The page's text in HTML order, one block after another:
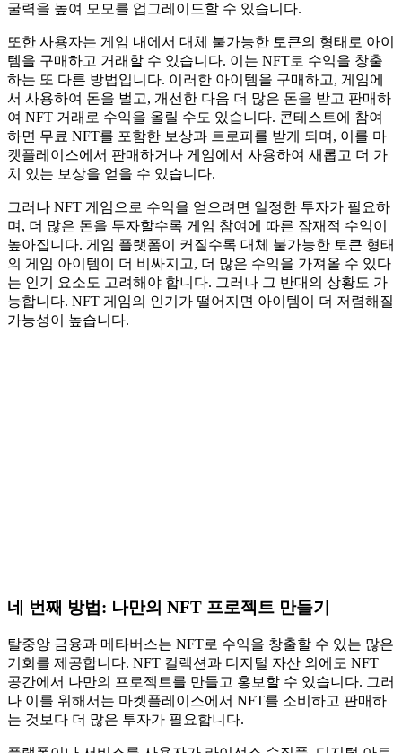
굴력을 높여 모모를 업그레이드할 수 있습니다.
또한 사용자는 게임 내에서 대체 불가능한 토큰의 형태로 아이
템을 구매하고 거래할 수 있습니다. 이는 NFT로 수익을 창출
하는 또 다른 방법입니다. 이러한 아이템을 구매하고, 게임에
서 사용하여 돈을 벌고, 개선한 다음 더 많은 돈을 받고 판매하
여 NFT 거래로 수익을 올릴 수도 있습니다. 콘테스트에 참여
하면 무료 NFT를 포함한 보상과 트로피를 받게 되며, 이를 마
켓플레이스에서 판매하거나 게임에서 사용하여 새롭고 더 가
치 있는 보상을 얻을 수 있습니다.
그러나 NFT 게임으로 수익을 얻으려면 일정한 투자가 필요하
며, 더 많은 돈을 투자할수록 게임 참여에 따른 잠재적 수익이
높아집니다. 게임 플랫폼이 커질수록 대체 불가능한 토큰 형태
의 게임 아이템이 더 비싸지고, 더 많은 수익을 가져올 수 있다
는 인기 요소도 고려해야 합니다. 그러나 그 반대의 상황도 가
능합니다. NFT 게임의 인기가 떨어지면 아이템이 더 저렴해질
가능성이 높습니다.
네 번째 방법: 나만의 NFT 프로젝트 만들기
탈중앙 금융과 메타버스는 NFT로 수익을 창출할 수 있는 많은
기회를 제공합니다. NFT 컬렉션과 디지털 자산 외에도 NFT
공간에서 나만의 프로젝트를 만들고 홍보할 수 있습니다. 그러
나 이를 위해서는 마켓플레이스에서 NFT를 소비하고 판매하
는 것보다 더 많은 투자가 필요합니다.